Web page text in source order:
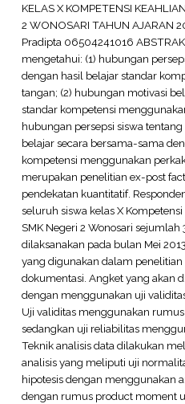
KELAS X KOMPETENSI
2 WONOSARI TAHUN AJARAN
Pradipta 06504241016
mengetahui: (1) hubungan
dengan hasil belajar standar
tangan; (2) hubungan motivasi
standar kompetensi
hubungan persepsi siswa
belajar secara bersama-sama
kompetensi menggunakan
merupakan penelitian ex-post
pendekatan kuantitatif.
seluruh siswa kelas X
SMK Negeri 2 Wonosari sejumlah
dilaksanakan pada bulan Mei
yang digunakan dalam
dokumentasi. Angket yang akan
dengan menggunakan uji
Uji validitas menggunakan
sedangkan uji reliabilitas
Teknik analisis data dilakukan
analisis yang meliputi uji
hipotesis dengan menggunakan
dengan rumus product moment